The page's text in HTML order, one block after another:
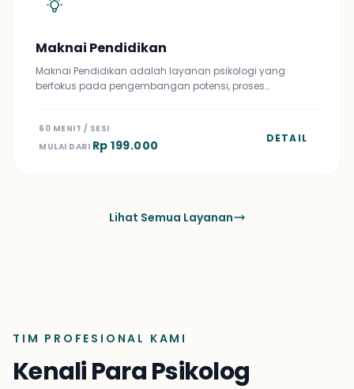
Maknai Pendidikan
Maknai Pendidikan adalah layanan psikologi yang
berfokus pada pengembangan potensi, proses…
60 MENIT / SESI
MULAI DARI Rp 199.000 DETAIL
Lihat Semua Layanan
TIM PROFESIONAL KAMI
Kenali Para Psikolog